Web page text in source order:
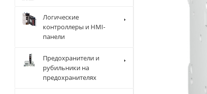
Логические
контроллеры и HMI-
панели
Предохранители и
рубильники на
предохранителях